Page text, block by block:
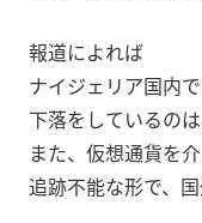
報道によれば
ナイジェリア国内
下落をしているの
また、仮想通貨を
追跡不能な形で、